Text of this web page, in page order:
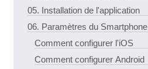
05. Installation de l'application
06. Paramètres du Smartphone
Comment configurer l'iOS
Comment configurer Android